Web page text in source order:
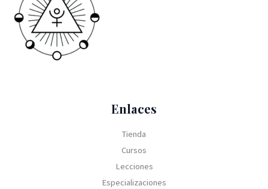
Enlaces
Tienda
Cursos
Lecciones
Especializaciones